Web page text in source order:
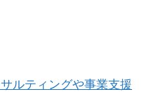
ルティングや事業支援